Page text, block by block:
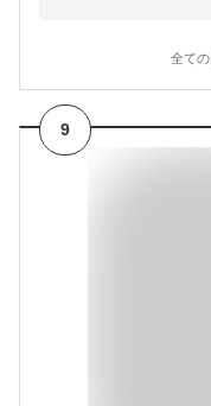
全ての
9